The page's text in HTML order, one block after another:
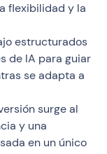
flexibilidad y la
estructurados
de IA para guiar
se adapta a
surge al
y una
en un único